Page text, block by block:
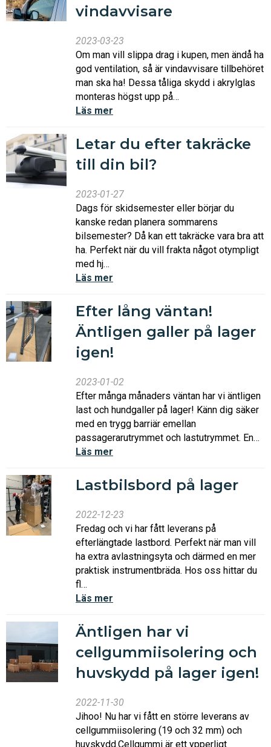
vindavvisare
2023-03-23
Om man vill slippa drag i kupen, men ändå ha
god ventilation, så är vindavvisare tillbehöret
man ska ha! Dessa tåliga skydd i akrylglas
monteras högst upp på…
Läs mer
Letar du efter takräcke
till din bil?
2023-01-27
Dags för skidsemester eller börjar du
kanske redan planera sommarens
bilsemester? Då kan ett takräcke vara bra att
ha. Perfekt när du vill frakta något otympligt
med hj…
Läs mer
Efter lång väntan!
Äntligen galler på lager
igen!
2023-01-02
Efter många månaders väntan har vi äntligen
last och hundgaller på lager! Känn dig säker
med en trygg barriär emellan
passagerarutrymmet och lastutrymmet. En…
Läs mer
Lastbilsbord på lager
2022-12-23
Fredag och vi har fått leverans på
efterlängtade lastbord. Perfekt när man vill
ha extra avlastningsyta och därmed en mer
praktisk instrumentbräda. Hos oss hittar du
fl…
Läs mer
Äntligen har vi
cellgummiisolering och
huvskydd på lager igen!
2022-11-30
Jihoo! Nu har vi fått en större leverans av
cellgummiisolering (19 och 32 mm) och
huvskydd.Cellgummi är ett ypperligt